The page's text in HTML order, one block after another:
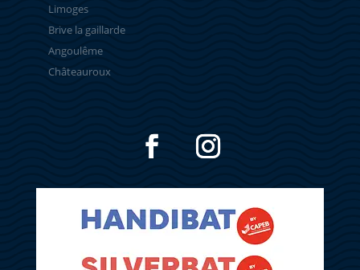
Limoges
Brive la gaillarde
Angoulême
Châteauroux